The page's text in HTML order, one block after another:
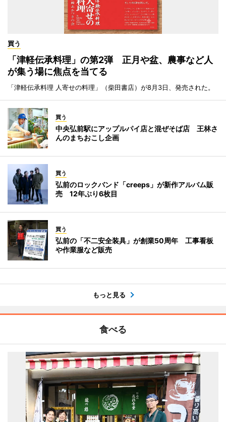
買う
「津軽伝承料理」の第2弾 正月や盆、農事など人
が集う場に焦点を当てる
「津軽伝承料理 人寄せの料理」（柴田書店）が8月3日、発売された。
買う
中央弘前駅にアップルパイ店と混ぜそば店 王林さ
んのまちおこし企画
買う
弘前のロックバンド「creeps」が新作アルバム販
売 12年ぶり6枚目
買う
弘前の「不二安全装具」が創業50周年 工事看板
や作業服など販売
もっと見る
食べる